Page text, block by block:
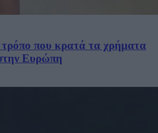
που κρατά τα χρήματα
Ευρώπη